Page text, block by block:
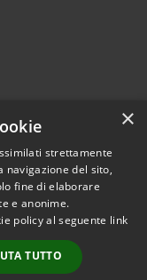
© 2026 • Comune di
d'Adda • Powered by
•
Accesso
redazione
×
strettamente
navigazione del sito,
fine di elaborare
e anonime.
policy al seguente link
TUTTO